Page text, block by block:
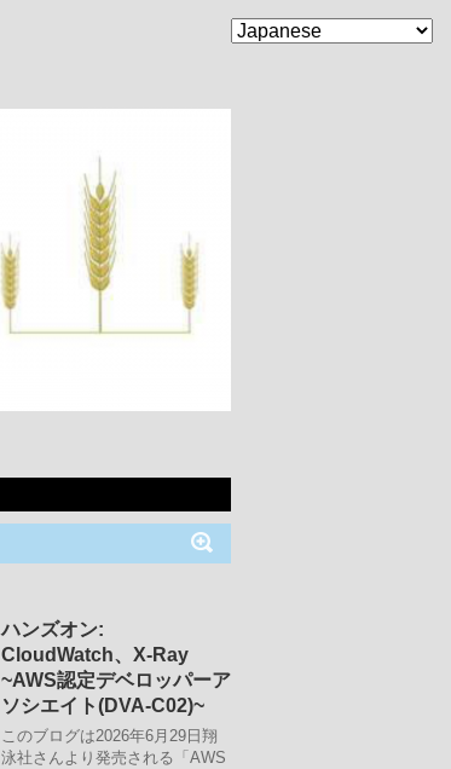
ハンズオン:
CloudWatch、X-Ray
~AWS認定デベロッパーア
ソシエイト(DVA-C02)~
このブログは2026年6月29日翔
泳社さんより発売される「AWS